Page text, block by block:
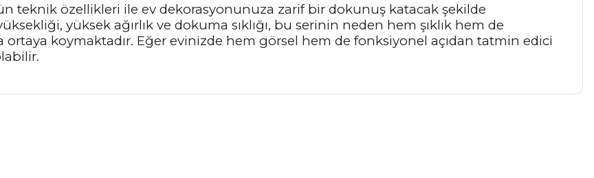
teknik özellikleri ile ev dekorasyonunuza zarif bir dokunuş katacak şekilde
yüksek ağırlık ve dokuma sıklığı, bu serinin neden hem şıklık hem de
ortaya koymaktadır. Eğer evinizde hem görsel hem de fonksiyonel açıdan tatmin edici